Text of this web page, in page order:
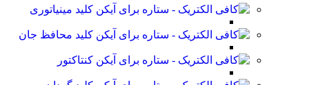
کلید مینیاتوری
کلید محافظ جان
کنتاکتور